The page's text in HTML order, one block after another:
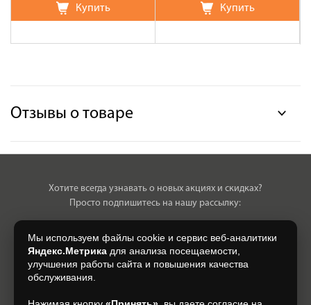
Купить Купить
Отзывы о товаре
Хотите всегда узнавать о новых акциях и скидках?
Просто подпишитесь на нашу рассылку:
Нажимая на кнопку, я даю свое согласие на обработку моих
персональных данных, на условиях и для целей, определенных в
Мы используем файлы cookie и сервис веб-аналитики
Яндекс.Метрика для анализа посещаемости,
улучшения работы сайта и повышения качества
обслуживания.